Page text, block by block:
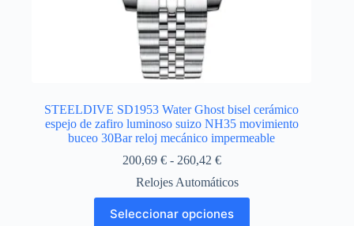
STEELDIVE SD1953 Water Ghost bisel cerámico
espejo de zafiro luminoso suizo NH35 movimiento
buceo 30Bar reloj mecánico impermeable
200,69 € - 260,42 €Rango
precios:
desde
200,69 €
Relojes Automáticos
Seleccionar opciones
producto